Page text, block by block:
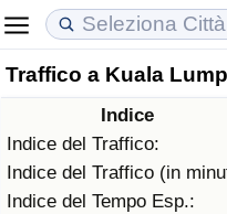
Traffico a Kuala
Indice
Indice del Traffico:
Indice del Traffico (in
Indice del Tempo Esp.:
Costo della vita
Indice Del Costo Della
Indice Del Costo Della
Prezzi degli immobili
Indice del Prezzo delle
Indice del Prezzo delle
Qualità della Vita
Indice della Qualità della
Indice della Qualità della